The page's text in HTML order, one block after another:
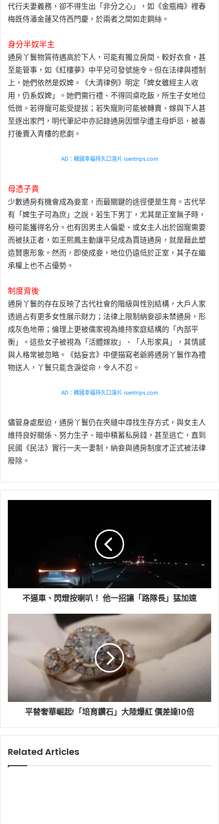
代行夫妻義務，卻不得生出「非分之心」，如《金瓶梅》裡春
梅既侍潘金蓮又侍西門慶，於兩者之間如走鋼絲。
身分半奴半主
通房丫鬟物質待遇高於下人，可能有獨立房間、較好衣食，甚
至能管事，如《紅樓夢》中平兒可發號施令。但在法律與禮制
上，她們依然是奴婢。《大清律例》明定「婢女雖經主人收
用，仍系奴婢」。她們需行禮、不得同桌吃飯，所生子女地位
低微。若得寵可能受提拔；若失寵則可能被轉賣、嫁與下人甚
至逐出家門，明代筆記中亦記錄通房因懷孕遭主母妒忌，被毒
打後賣入青樓的悲劇。
AD：韓國幸福持久口溶片 isentrips.com
母憑子貴
少數通房有機會成為妾室，而最關鍵的途徑便是生育。古代早
有「婢生子可為庶」之說，若生下男丁，尤其是正室無子時，
極可能獲得名分。也有因男主人偏愛、或女主人出於固寵需要
而被扶正者，如王熙鳳主動讓平兒成為賈琏通房，就是藉此塑
造賢惠形象。然而，即使成妾，地位仍遠低於正室，其子在繼
承權上也不占優勢。
制度背後
通房丫鬟的存在反映了古代社會的階級與性別結構，大戶人家
透過占有更多女性展示財力；法律上限制納妾卻未禁通房，形
成灰色地帶；倫理上更被儒家視為維持家庭結構的「內部平
衡」。這些女子被視為「活體嫁妝」、「人形家具」，其情感
與人格常被忽略。《姑妄言》中便描寫老爺將通房丫鬟作為禮
物送人，丫鬟只能含淚從命，令人不忍。
AD：韓國幸福持久口溶片 isentrips.com
儘管身處壓迫，通房丫鬟仍在夾縫中尋找生存方式，與女主人
維持良好關係、努力生子、暗中積蓄私房錢，甚至逃亡，直到
民國《民法》實行一夫一妻制，納妾與通房制度才正式被法律
廢除。
不逼車、閃燈按喇叭！ 他一招讓「路隊長」猛加速
平替奢華崛起!「培育鑽石」大陸爆紅 價差達10倍
Related Articles